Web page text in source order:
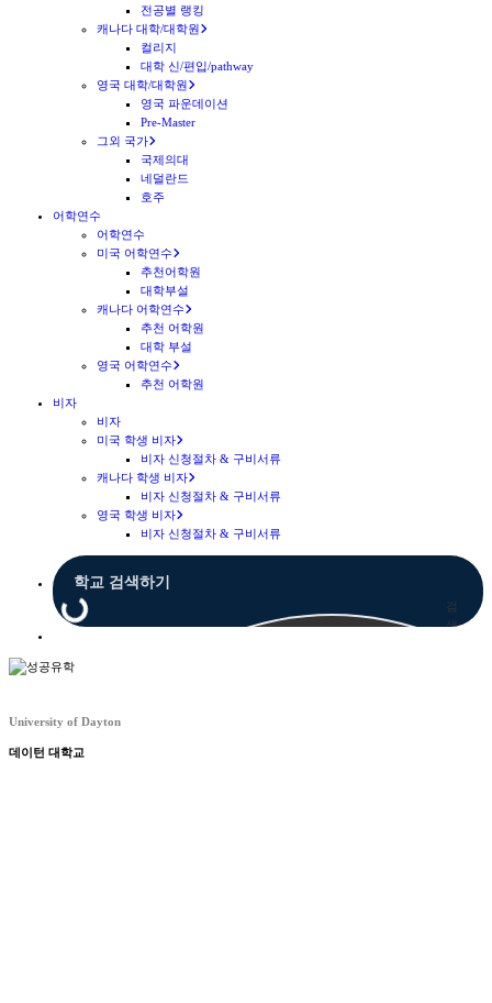
전공별 랭킹
캐나다 대학/대학원
컬리지
대학 신/편입/pathway
영국 대학/대학원
영국 파운데이션
Pre-Master
그외 국가
국제의대
네덜란드
호주
어학연수
어학연수
미국 어학연수
추천어학원
대학부설
캐나다 어학연수
추천 어학원
대학 부설
영국 어학연수
추천 어학원
비자
비자
미국 학생 비자
비자 신청절차 & 구비서류
캐나다 학생 비자
비자 신청절차 & 구비서류
영국 학생 비자
비자 신청절차 & 구비서류
검
색
University of Dayton
데이턴 대학교